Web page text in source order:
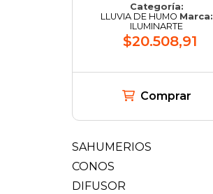
Categoría:
LLUVIA DE HUMO Marca:
ILUMINARTE
$20.508,91
Comprar
SAHUMERIOS
CONOS
DIFUSOR